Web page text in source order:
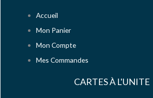
Accueil
Mon Panier
Mon Compte
Mes Commandes
CARTES À L'UNITE